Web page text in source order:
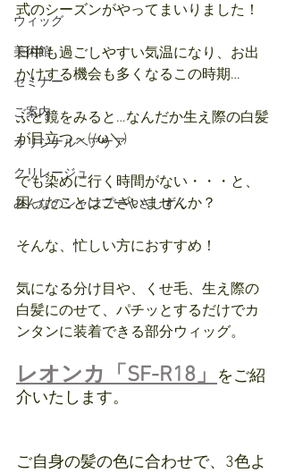
ウィッグ
美術館
セミナー
ご案内
オリジナルヘアケア
クリレージュ
みんなのシャンプーやさしずく
式のシーズンがやってまいりました ！
日中も過ごしやすい気温になり、お出
かけする機会も多くなるこの時期…
ふと鏡をみると…なんだか生え際の白髪
が目立つ～(/ω＼)
でも染めに行く時間がない・・・と、
困ったことはございませんか？
そんな、忙しい方におすすめ！
気になる分け目や、くせ毛、生え際の
白髪にのせて、パチッとするだけでカ
ンタンに装着できる部分ウィッグ。
レオンカ「SF-R18」
をご紹
介いたします。
ご自身の髪の色に合わせで、3色よ